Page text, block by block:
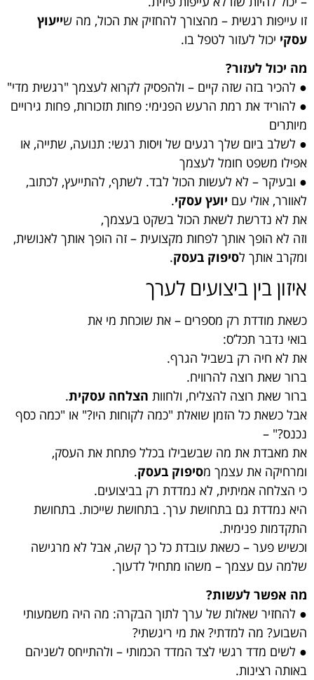
זו עייפות רגשית – מהצורך להחזיק את הכול, מה שייעוץ
עסקי יכול לעזור לטפל בו.
מה יכול לעזור?
● להכיר בזה שזה קיים – ולהפסיק לקרוא לעצמך "רגשית מדי"
● להוריד את רמת הרעש הפנימי: פחות תזכורות, פחות גירויים
מיותרים
● לשלב ביום שלך רגעים של ויסות רגשי: תנועה, שתייה, או
אפילו משפט חומל לעצמך
● ובעיקר – לא לעשות הכול לבד. לשתף, להתייעץ, לכתוב,
לאוורר, אולי עם יועץ עסקי.
את לא נדרשת לשאת הכול בשקט בעצמך,
וזה לא הופך אותך לפחות מקצועית – זה הופך אותך לאנושית,
ומקרב אותך לסיפוק בעסק.
איזון בין ביצועים לערך
כשאת מודדת רק מספרים – את שוכחת מי את
בואי נדבר תכל’ס:
את לא חיה רק בשביל הגרף.
ברור שאת רוצה להרוויח.
ברור שאת רוצה להצליח, ולחוות הצלחה עסקית.
אבל כשאת כל הזמן שואלת "כמה לקוחות היו?" או "כמה כסף
נכנס?" –
את מאבדת את מה שבשבילו בכלל פתחת את העסק,
ומרחיקה את עצמך מסיפוק בעסק.
כי הצלחה אמיתית, לא נמדדת רק בביצועים.
היא נמדדת גם בתחושת ערך. בתחושת שייכות. בתחושת
התקדמות פנימית.
וכשיש פער – כשאת עובדת כל כך קשה, אבל לא מרגישה
שלמה עם עצמך – משהו מתחיל לדעוך.
מה אפשר לעשות?
● להחזיר שאלות של ערך לתוך הבקרה: מה היה משמעותי
השבוע? מה למדתי? את מי ריגשתי?
● לשים מדד רגשי לצד המדד הכמותי – ולהתייחס לשניהם
באותה רצינות.